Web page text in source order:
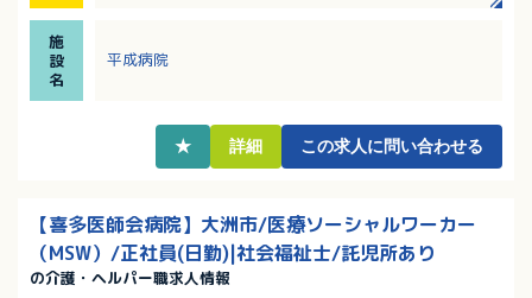
夜勤が出来ない方もご応募OK！
・年間休日は123日！法人の平均有給取得率95％！ワ
・遅出手当あり！該当者には家族手当あり！
施
設
名
平成病院
★ 詳細 この求人に問い合わせる
【喜多医師会病院】大洲市/医療ソーシャルワーカー
（MSW）/正社員(日勤)|社会福祉士/託児所あり
の介護・ヘルパー職求人情報